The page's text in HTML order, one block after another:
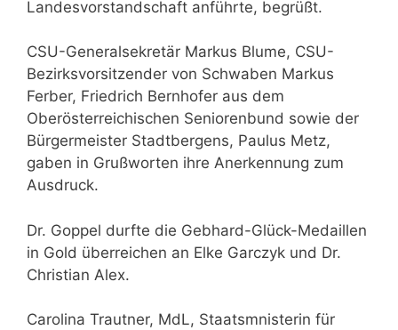
Landesvorstandschaft anführte, begrüßt.
CSU-Generalsekretär Markus Blume, CSU-
Bezirksvorsitzender von Schwaben Markus
Ferber, Friedrich Bernhofer aus dem
Oberösterreichischen Seniorenbund sowie der
Bürgermeister Stadtbergens, Paulus Metz,
gaben in Grußworten ihre Anerkennung zum
Ausdruck.
Dr. Goppel durfte die Gebhard-Glück-Medaillen
in Gold überreichen an Elke Garczyk und Dr.
Christian Alex.
Carolina Trautner, MdL, Staatsmnisterin für